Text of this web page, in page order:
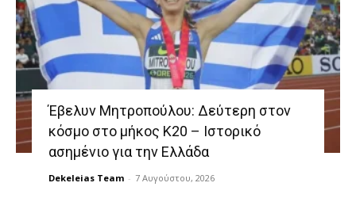
Έβελυν Μητροπούλου: Δεύτερη στον
κόσμο στο μήκος Κ20 – Ιστορικό
ασημένιο για την Ελλάδα
Dekeleias Team - 7 Αυγούστου, 2026